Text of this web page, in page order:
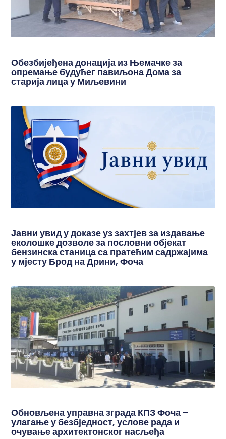
Обезбијеђена донација из Њемачке за
опремање будућег павиљона Дома за
старија лица у Миљевини
Јавни увид у доказе уз захтјев за издавање
еколошке дозволе за пословни објекат
бензинска станица са пратећим садржајима
у мјесту Брод на Дрини, Фоча
Обновљена управна зграда КПЗ Фоча –
улагање у безбједност, услове рада и
очување архитектонског насљеђа